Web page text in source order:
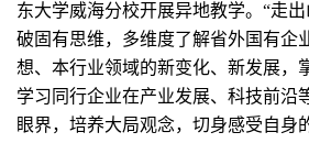
东大学威海分校开展异地教学。“走
破固有思维，多维度了解省外国有企
想、本行业领域的新变化、新发展，
学习同行企业在产业发展、科技前沿
眼界，培养大局观念，切身感受自身